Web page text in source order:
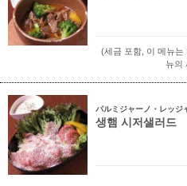
(세금 포함, 이 메뉴는
뉴의
パルミジャーノ・レッジ
생햄 시저샐러드